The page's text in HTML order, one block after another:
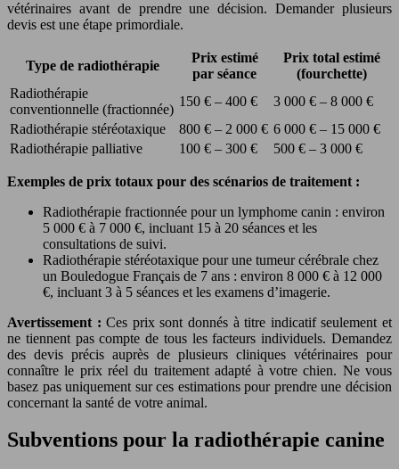
vétérinaires avant de prendre une décision. Demander plusieurs
devis est une étape primordiale.
Type de radiothérapie
Prix estimé
par séance
Prix total estimé
(fourchette)
Radiothérapie
conventionnelle (fractionnée)
150 € – 400 €
3 000 € – 8 000 €
Radiothérapie stéréotaxique
800 € – 2 000 € 6 000 € – 15 000 €
Radiothérapie palliative
100 € – 300 € 500 € – 3 000 €
Exemples de prix totaux pour des scénarios de traitement :
Radiothérapie fractionnée pour un lymphome canin : environ
5 000 € à 7 000 €, incluant 15 à 20 séances et les
consultations de suivi.
Radiothérapie stéréotaxique pour une tumeur cérébrale chez
un Bouledogue Français de 7 ans : environ 8 000 € à 12 000
€, incluant 3 à 5 séances et les examens d’imagerie.
Avertissement :Ces prix sont donnés à titre indicatif seulement et
ne tiennent pas compte de tous les facteurs individuels. Demandez
des devis précis auprès de plusieurs cliniques vétérinaires pour
connaître le prix réel du traitement adapté à votre chien. Ne vous
basez pas uniquement sur ces estimations pour prendre une décision
concernant la santé de votre animal.
Subventions pour la radiothérapie canine